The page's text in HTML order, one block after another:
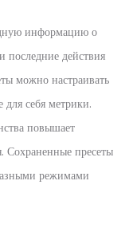
информацию о
последние действия
можно настраивать
себя метрики.
повышает
Сохраненные пресеты
режимами